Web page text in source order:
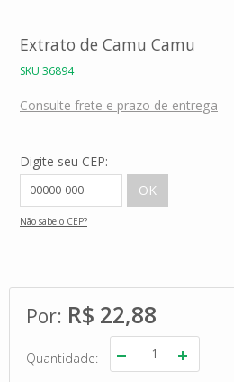
Extrato de Camu Camu
SKU 36894
Consulte frete e prazo de entrega
Digite seu CEP:
Não sabe o CEP?
R$ 22,88
Quantidade